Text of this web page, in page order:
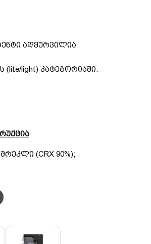
აღჭურვილია
(lite/light) კატეგორიაში.
(CRX 90%);